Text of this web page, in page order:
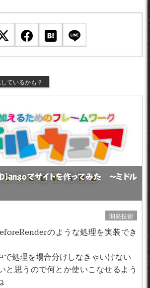
ているかも？
でサイトを作ってみた 〜ミドル
開発技術
のような処理を実装でき
で処理を場合分けしなきゃいけない
と思うので何とか使いこなせるよう